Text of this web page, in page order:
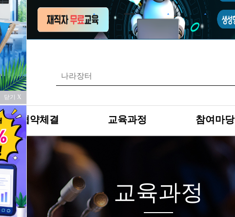
협약체결 교육과정 참여마당
교육과정
닫기 X